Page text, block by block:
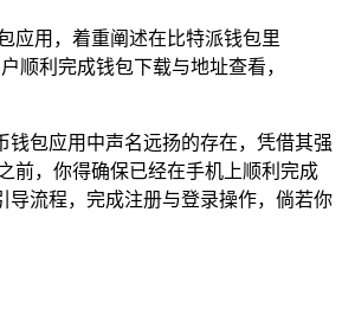
应用，着重阐述在比特派钱包里
顺利完成钱包下载与地址查看，
包应用中声名远扬的存在，凭借其强
前，你得确保已经在手机上顺利完成
导流程，完成注册与登录操作，倘若你